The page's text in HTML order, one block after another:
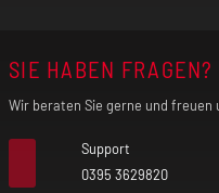
SIE HABEN FRAGEN?
Wir beraten Sie gerne und freuen
Support
0395 3629820